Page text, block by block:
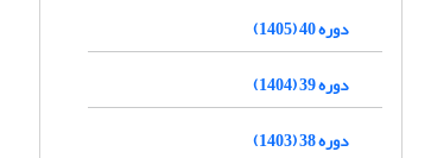
دوره 40 (1405)
دوره 39 (1404)
دوره 38 (1403)